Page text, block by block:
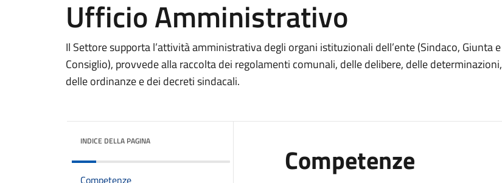
Ufficio Amministrativo
Il Settore supporta l’attività amministrativa degli organi istituzionali dell’ente (Sindaco, Giunta e
Consiglio), provvede alla raccolta dei regolamenti comunali, delle delibere, delle determinazioni,
delle ordinanze e dei decreti sindacali.
INDICE DELLA PAGINA
Competenze
Competenze